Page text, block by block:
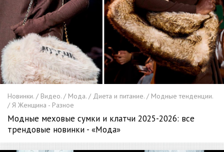
Новинки. / Видео. / Мода. / Диета и питание. / Модные тенденции.
/ Я Женщина - Разное
Модные меховые сумки и клатчи 2025-2026: все
трендовые новинки - «Мода»